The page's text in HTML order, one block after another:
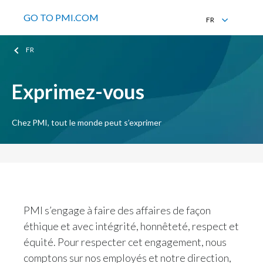
GO TO PMI.COM
FR
FR
Exprimez-vous
Chez PMI, tout le monde peut s’exprimer
PMI s’engage à faire des affaires de façon
éthique et avec intégrité, honnêteté, respect et
équité. Pour respecter cet engagement, nous
comptons sur nos employés et notre direction,